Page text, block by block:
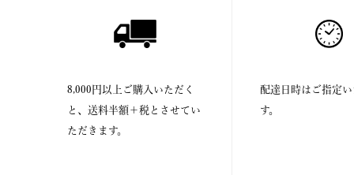
8,000円以上ご購入いただく
と、送料半額＋税とさせてい
ただきます。
配達日時はご指定
す。